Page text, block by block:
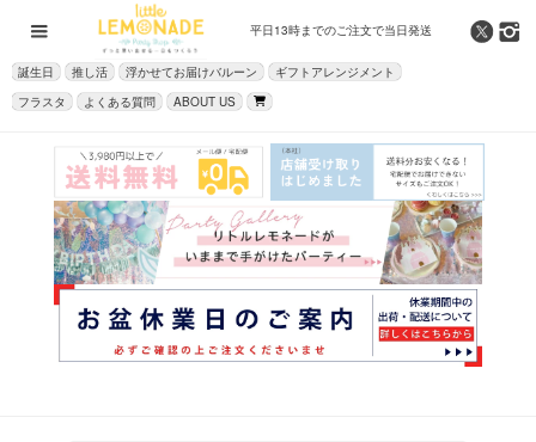
平日13時までのご注文で当日発送
誕生日 推し活 浮かせてお届けバルーン
ギフトアレンジメント
フラスタ
よくある質問 ABOUT US